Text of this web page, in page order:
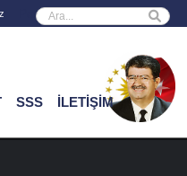
Powered by
SSS İLETİŞİM